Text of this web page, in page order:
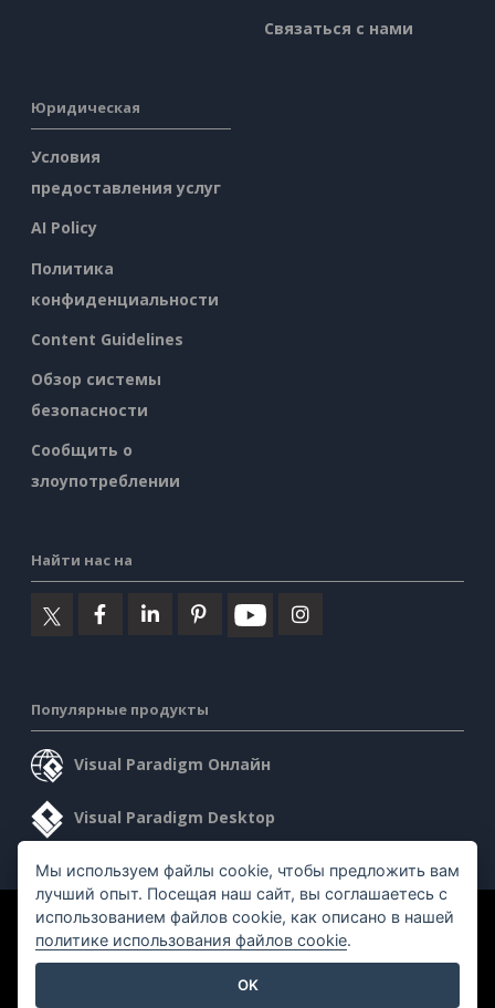
Связаться с нами
Юридическая
Условия
предоставления услуг
AI Policy
Политика
конфиденциальности
Content Guidelines
Обзор системы
безопасности
Сообщить о
злоупотреблении
Найти нас на
Популярные продукты
Visual Paradigm Онлайн
Visual Paradigm Desktop
©2026 by Visual Paradigm. Все права защищены.
Мы используем файлы cookie, чтобы предложить вам
лучший опыт. Посещая наш сайт, вы соглашаетесь с
использованием файлов cookie, как описано в нашей
политике использования файлов cookie.
OK